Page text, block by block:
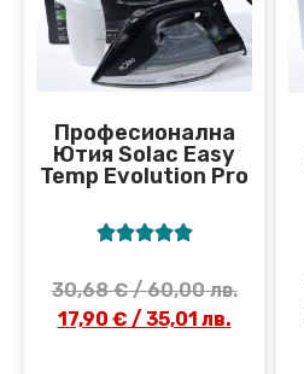
Професионална
Ютия Solac Easy
Temp Evolution Pro

30,68€/ 60,00 лв.
17,90 € / 35,01 лв.